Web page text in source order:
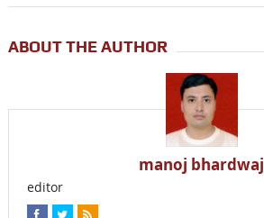
ABOUT THE AUTHOR
manoj bhardwaj
editor